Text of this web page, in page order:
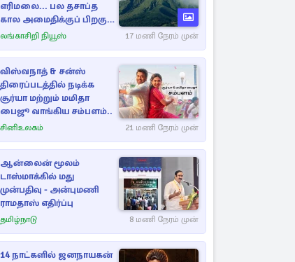
எரிமலை... பல தசாப்த
கால அமைதிக்குப் பிறகு
மீண்டும்
லங்காசிறி நியூஸ் 17 மணி நேரம் முன்
விஸ்வநாத் & சன்ஸ்
திரைப்படத்தில் நடிக்க
சூர்யா மற்றும் மமிதா
பைஜூ வாங்கிய சம்பளம்..
சினிஉலகம் 21 மணி நேரம் முன்
ஆன்லைன் மூலம்
டாஸ்மாக்கில் மது
முன்பதிவு - அன்புமணி
ராமதாஸ் எதிர்ப்பு
தமிழ்நாடு 8 மணி நேரம் முன்
14 நாட்களில் ஜனநாயகன்